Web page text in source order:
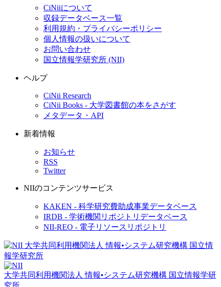
CiNiiについて
収録データベース一覧
利用規約・プライバシーポリシー
個人情報の扱いについて
お問い合わせ
国立情報学研究所 (NII)
ヘルプ
CiNii Research
CiNii Books - 大学図書館の本をさがす
メタデータ・API
新着情報
お知らせ
RSS
Twitter
NIIのコンテンツサービス
KAKEN - 科学研究費助成事業データベース
IRDB - 学術機関リポジトリデータベース
NII-REO - 電子リソースリポジトリ
大学共同利用機関法人 情報•システム研究機構 国立情報学研